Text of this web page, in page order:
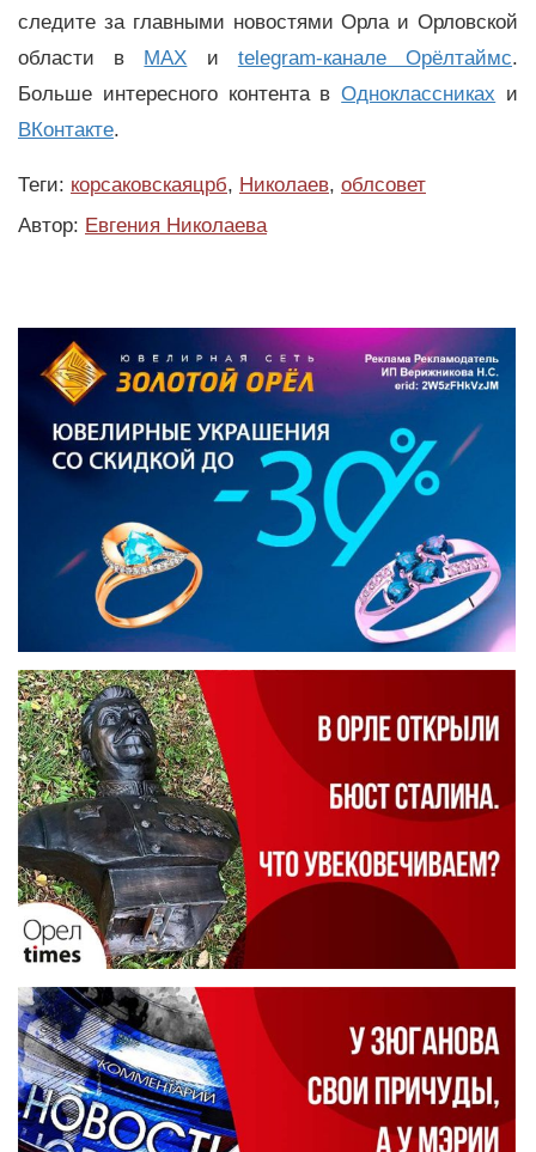
следите за главными новостями Орла и Орловской
области в MAX и telegram-канале Орёлтаймс.
Больше интересного контента вОдноклассниках и
ВКонтакте.
Теги: корсаковскаяцрб, Николаев, облсовет
Автор: Евгения Николаева